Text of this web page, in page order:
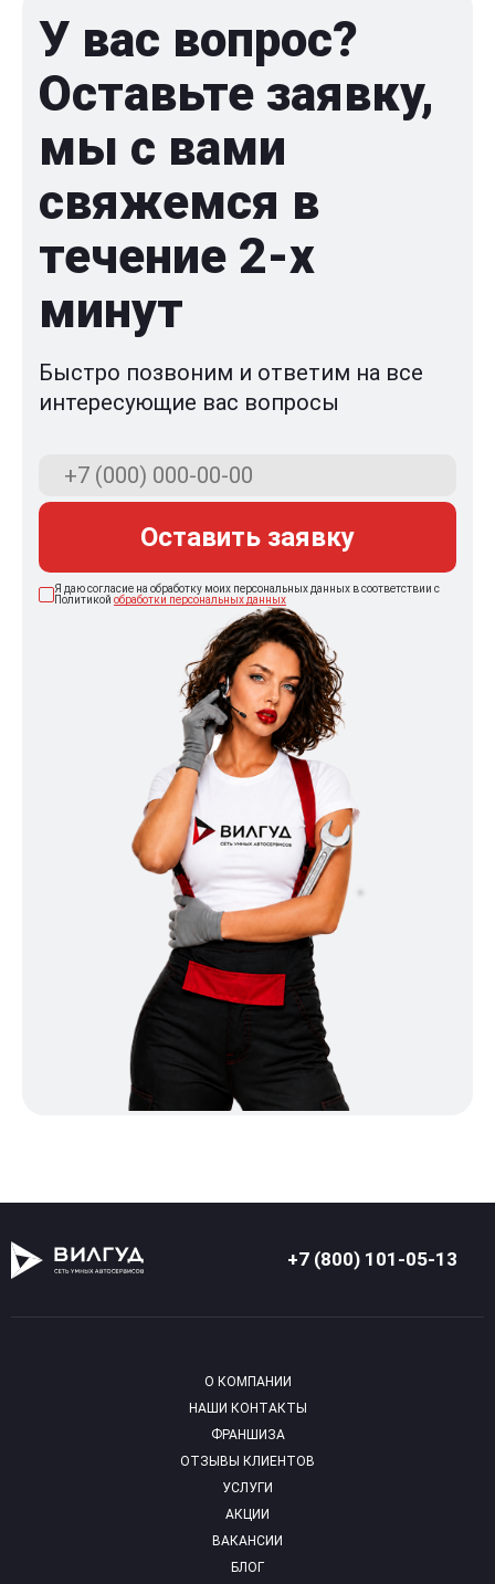
У вас вопрос?
Оставьте заявку,
мы с вами
свяжемся в
течение 2-x
минут
Быстро позвоним и ответим на все
интересующие вас вопросы
Оставить заявку
Я даю согласие на обработку моих персональных данных в соответствии с
Политикой обработки персональных данных
+7 (800) 101-05-13
О КОМПАНИИ
НАШИ КОНТАКТЫ
ФРАНШИЗА
ОТЗЫВЫ КЛИЕНТОВ
УСЛУГИ
АКЦИИ
ВАКАНСИИ
БЛОГ